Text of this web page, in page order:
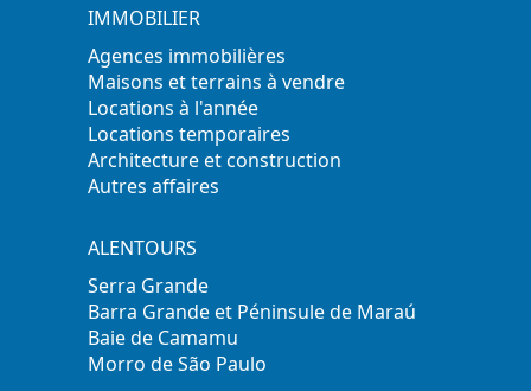
IMMOBILIER
Agences immobilières
Maisons et terrains à vendre
Locations à l'année
Locations temporaires
Architecture et construction
Autres affaires
ALENTOURS
Serra Grande
Barra Grande et Péninsule de Maraú
Baie de Camamu
Morro de São Paulo